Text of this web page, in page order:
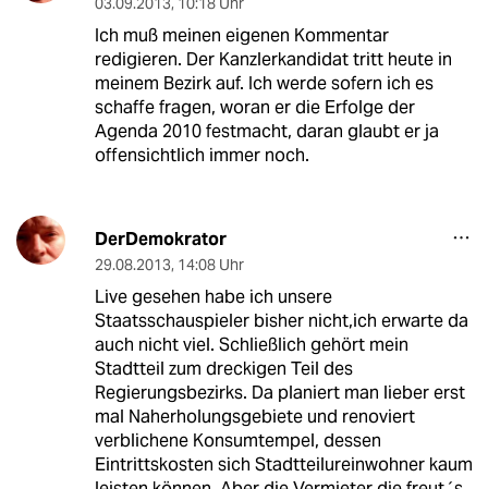
Ich muß meinen eigenen Kommentar
redigieren. Der Kanzlerkandidat tritt heute in
meinem Bezirk auf. Ich werde sofern ich es
schaffe fragen, woran er die Erfolge der
Agenda 2010 festmacht, daran glaubt er ja
offensichtlich immer noch.
DerDemokrator
29.08.2013, 14:08 Uhr
Live gesehen habe ich unsere
Staatsschauspieler bisher nicht,ich erwarte da
auch nicht viel. Schließlich gehört mein
Stadtteil zum dreckigen Teil des
Regierungsbezirks. Da planiert man lieber erst
mal Naherholungsgebiete und renoviert
verblichene Konsumtempel, dessen
Eintrittskosten sich Stadtteilureinwohner kaum